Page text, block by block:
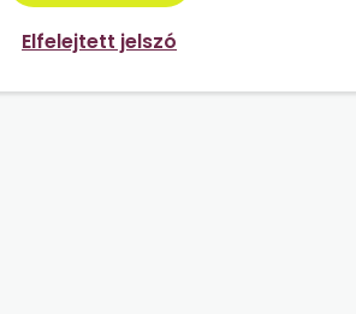
Elfelejtett jelszó